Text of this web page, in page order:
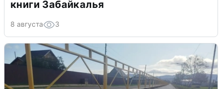
книги Забайкалья
8 августа 3